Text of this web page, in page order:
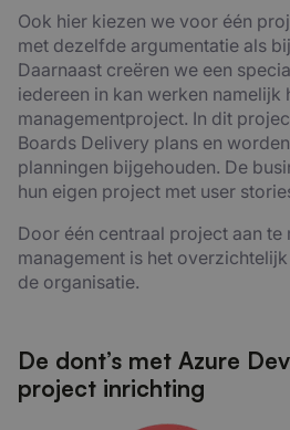
Ook hier kiezen we voor één
met dezelfde argumentatie als
Daarnaast creëren we een
iedereen in kan werken namelijk
managementproject. In dit
Boards Delivery plans en
planningen bijgehouden. De
hun eigen project met user
Door één centraal project aan
management is het
de organisatie.
De dont’s met Azure
project inrichting